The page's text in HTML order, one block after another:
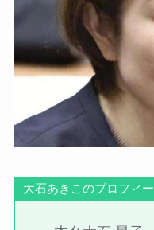
大石あきこのプロフィ